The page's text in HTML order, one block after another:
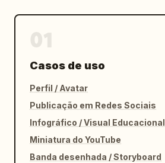
Casos de uso
Perfil / Avatar
Publicação em Redes Sociais
Infográfico / Visual Educacional
Miniatura do YouTube
Banda desenhada / Storyboard